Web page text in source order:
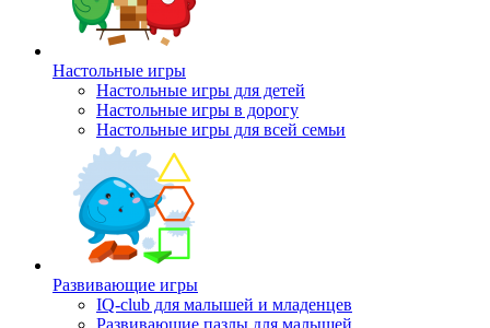
Настольные игры
Настольные игры для детей
Настольные игры в дорогу
Настольные игры для всей семьи
Развивающие игры
IQ-club для малышей и младенцев
Развивающие пазлы для малышей